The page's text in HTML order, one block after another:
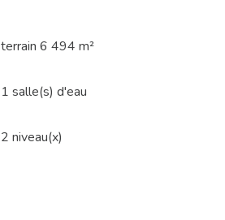
terrain 6 494 m²
1 salle(s) d'eau
2 niveau(x)